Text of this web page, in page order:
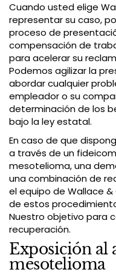
Cuando usted elige
representar su caso,
proceso de
compensación de
para acelerar su
Podemos agilizar la
abordar cualquier
empleador o su
determinación de los
bajo la ley estatal.
En caso de que
a través de un
mesotelioma, una
una combinación de
el equipo de Wallace
de estos
Nuestro objetivo para
recuperación.
Exposición al
mesotelioma